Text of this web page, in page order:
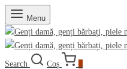
Menu
Search Coș